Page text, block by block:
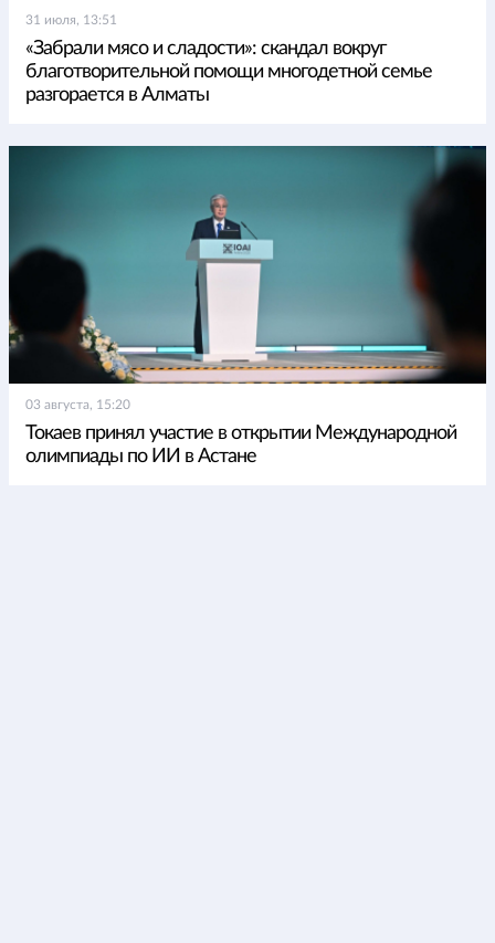
31 июля, 13:51
«Забрали мясо и сладости»: скандал вокруг
благотворительной помощи многодетной семье
разгорается в Алматы
03 августа, 15:20
Токаев принял участие в открытии Международной
олимпиады по ИИ в Астане